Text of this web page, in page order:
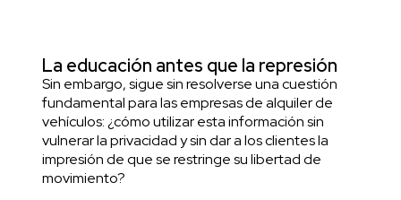
La educación antes que la represión
Sin embargo, sigue sin resolverse una cuestión
fundamental para las empresas de alquiler de
vehículos: ¿cómo utilizar esta información sin
vulnerar la privacidad y sin dar a los clientes la
impresión de que se restringe su libertad de
movimiento?